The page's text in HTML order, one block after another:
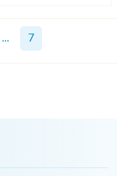
... 7